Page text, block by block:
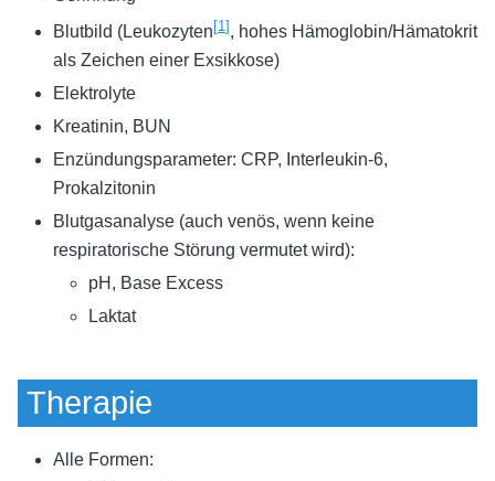
Blutbild (Leukozyten [1] , hohes Hämoglobin/Hämatokrit
als Zeichen einer Exsikkose)
Elektrolyte
Kreatinin, BUN
Enzündungsparameter: CRP, Interleukin-6,
Prokalzitonin
Blutgasanalyse (auch venös, wenn keine
respiratorische Störung vermutet wird):
pH, Base Excess
Laktat
Therapie
Alle Formen: